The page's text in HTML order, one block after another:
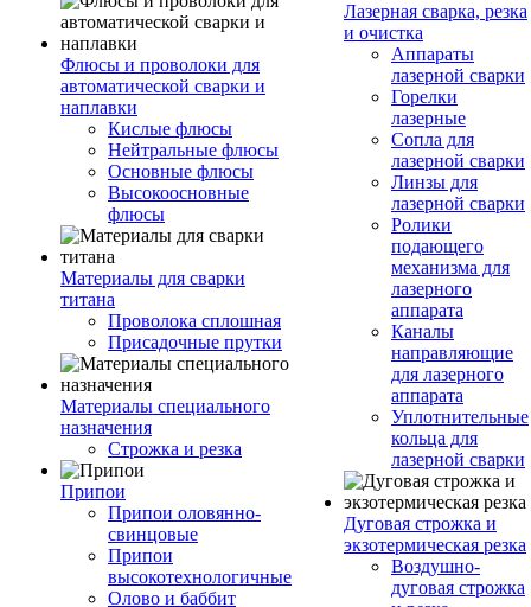
Флюсы и проволоки для
автоматической сварки и
наплавки
Кислые флюсы
Нейтральные флюсы
Основные флюсы
Высокоосновные
флюсы
Материалы для сварки
титана
Проволока сплошная
Присадочные прутки
Материалы специального
назначения
Строжка и резка
Припои
Припои оловянно-
свинцовые
Припои
высокотехнологичные
Олово и баббит
Лазерная сварка, резка
и очистка
Аппараты
лазерной сварки
Горелки
лазерные
Сопла для
лазерной сварки
Линзы для
лазерной сварки
Ролики
подающего
механизма для
лазерного
аппарата
Каналы
направляющие
для лазерного
аппарата
Уплотнительные
кольца для
лазерной сварки
Дуговая строжка и
экзотермическая резка
Воздушно-
дуговая строжка